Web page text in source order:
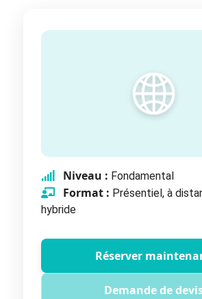
Niveau : Fondamental
Format : Présentiel, à
hybride
Réserver
Demande de